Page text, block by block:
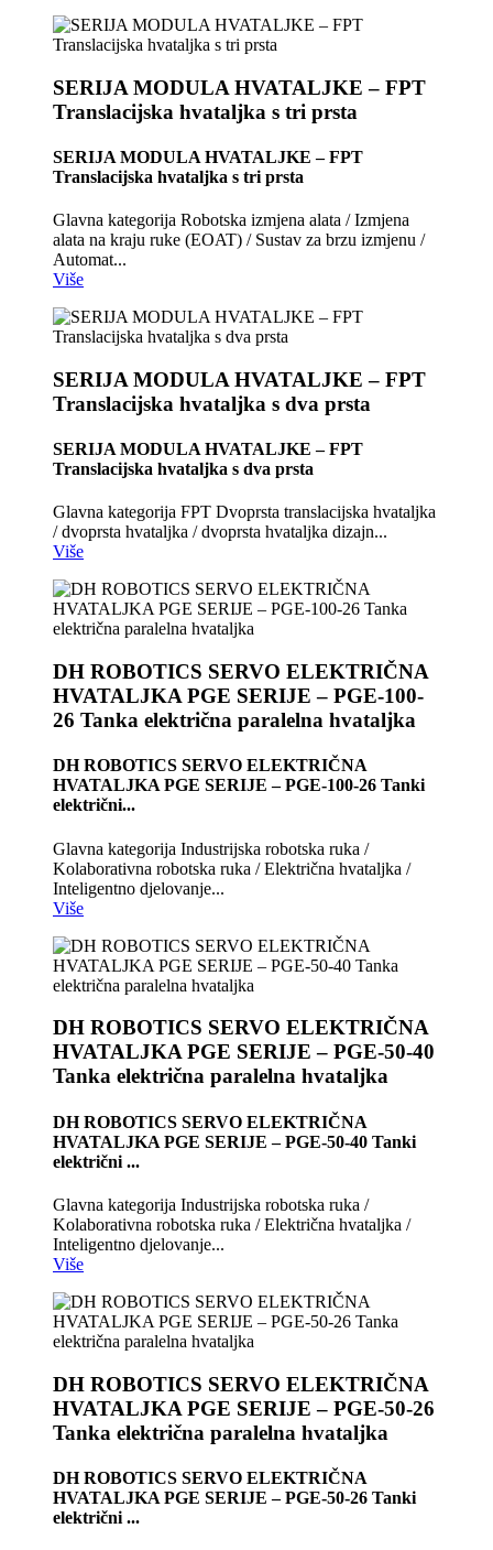
SERIJA MODULA HVATALJKE – FPT
Translacijska hvataljka s tri prsta
SERIJA MODULA HVATALJKE – FPT
Translacijska hvataljka s tri prsta
Glavna kategorija Robotska izmjena alata / Izmjena
alata na kraju ruke (EOAT) / Sustav za brzu izmjenu /
Automat...
Više
SERIJA MODULA HVATALJKE – FPT
Translacijska hvataljka s dva prsta
SERIJA MODULA HVATALJKE – FPT
Translacijska hvataljka s dva prsta
Glavna kategorija FPT Dvoprsta translacijska hvataljka
/ dvoprsta hvataljka / dvoprsta hvataljka dizajn...
Više
DH ROBOTICS SERVO ELEKTRIČNA
HVATALJKA PGE SERIJE – PGE-100-
26 Tanka električna paralelna hvataljka
DH ROBOTICS SERVO ELEKTRIČNA
HVATALJKA PGE SERIJE – PGE-100-26 Tanki
električni...
Glavna kategorija Industrijska robotska ruka /
Kolaborativna robotska ruka / Električna hvataljka /
Inteligentno djelovanje...
Više
DH ROBOTICS SERVO ELEKTRIČNA
HVATALJKA PGE SERIJE – PGE-50-40
Tanka električna paralelna hvataljka
DH ROBOTICS SERVO ELEKTRIČNA
HVATALJKA PGE SERIJE – PGE-50-40 Tanki
električni ...
Glavna kategorija Industrijska robotska ruka /
Kolaborativna robotska ruka / Električna hvataljka /
Inteligentno djelovanje...
Više
DH ROBOTICS SERVO ELEKTRIČNA
HVATALJKA PGE SERIJE – PGE-50-26
Tanka električna paralelna hvataljka
DH ROBOTICS SERVO ELEKTRIČNA
HVATALJKA PGE SERIJE – PGE-50-26 Tanki
električni ...